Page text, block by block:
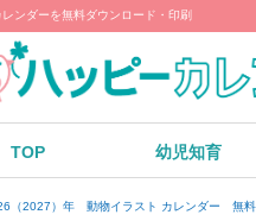
ンダーを無料ダウンロード・印刷
TOP 幼児知育
（2027）年 動物イラスト カレンダー 無料